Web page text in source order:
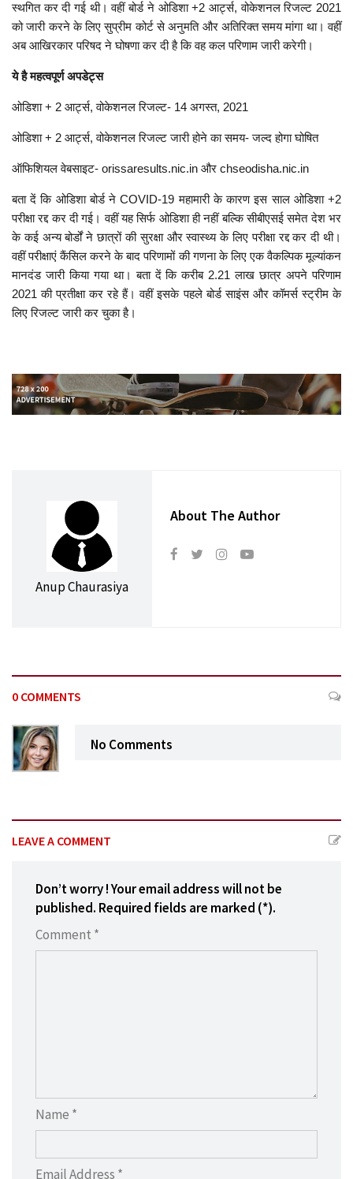
स्थगित कर दी गई थी। वहीं बोर्ड ने ओडिशा +2 आर्ट्स, वोकेशनल रिजल्ट 2021
को जारी करने के लिए सुप्रीम कोर्ट से अनुमति और अतिरिक्त समय मांगा था। वहीं
अब आखिरकार परिषद ने घोषणा कर दी है कि वह कल परिणाम जारी करेगी।
ये है महत्वपूर्ण अपडेट्स
ओडिशा + 2 आर्ट्स, वोकेशनल रिजल्ट- 14 अगस्त, 2021
ओडिशा + 2 आर्ट्स, वोकेशनल रिजल्ट जारी होने का समय- जल्द होगा घोषित
ऑफिशियल वेबसाइट- orissaresults.nic.in और chseodisha.nic.in
बता दें कि ओडिशा बोर्ड ने COVID-19 महामारी के कारण इस साल ओडिशा +2
परीक्षा रद्द कर दी गई। वहीं यह सिर्फ ओडिशा ही नहीं बल्कि सीबीएसई समेत देश भर
के कई अन्य बोर्डों ने छात्रों की सुरक्षा और स्वास्थ्य के लिए परीक्षा रद्द कर दी थी।
वहीं परीक्षाएं कैंसिल करने के बाद परिणामों की गणना के लिए एक वैकल्पिक मूल्यांकन
मानदंड जारी किया गया था। बता दें कि करीब 2.21 लाख छात्र अपने परिणाम
2021 की प्रतीक्षा कर रहे हैं। वहीं इसके पहले बोर्ड साइंस और कॉमर्स स्ट्रीम के
लिए रिजल्ट जारी कर चुका है।
Anup Chaurasiya
About The Author
0 COMMENTS
No Comments
LEAVE A COMMENT
Don’t worry ! Your email address will not be
published. Required fields are marked (*).
Comment *
Name *
Email Address *